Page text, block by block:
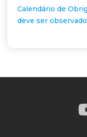
Calendário de
deve ser